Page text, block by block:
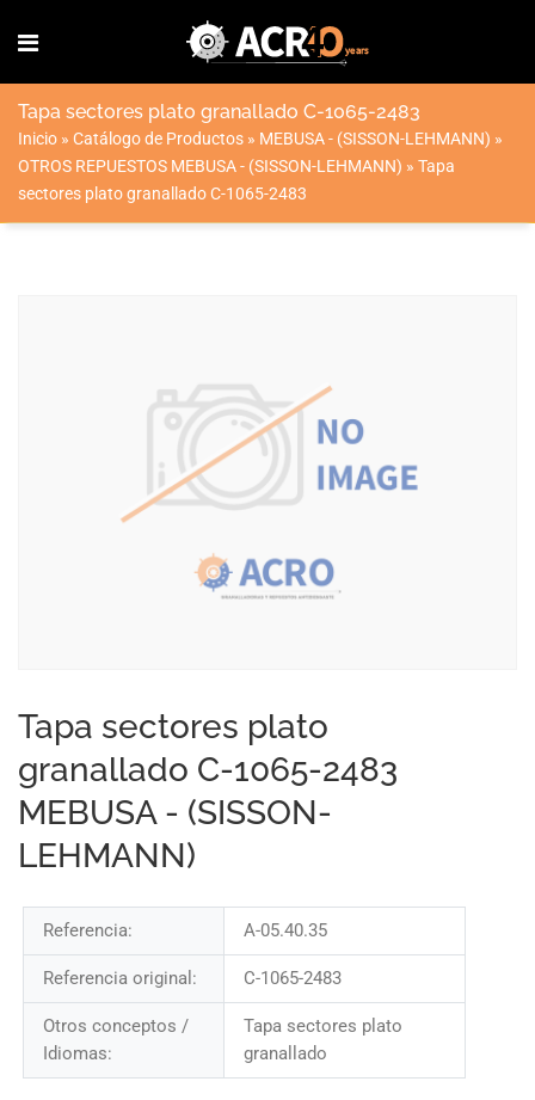
Tapa sectores plato granallado C-1065-2483
Inicio » Catálogo de Productos » MEBUSA - (SISSON-LEHMANN) »
OTROS REPUESTOS MEBUSA - (SISSON-LEHMANN) » Tapa
sectores plato granallado C-1065-2483
Tapa sectores plato
granallado C-1065-2483
MEBUSA - (SISSON-
LEHMANN)
Referencia: A-05.40.35
Referencia original: C-1065-2483
Otros conceptos /
Idiomas:
Tapa sectores plato
granallado